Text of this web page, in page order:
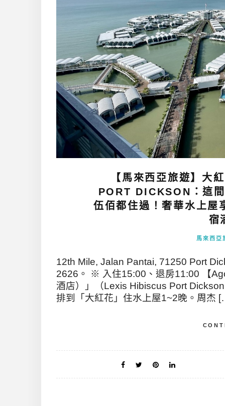
【馬來西亞旅遊】
PORT DICKSON：這
伍佰都住過！奢華水上屋
宿
馬來西亞
12th Mile, Jalan Pantai, 71250 Port
2626。 ※ 入住15:00、退房11:00 【
酒店）」（Lexis Hibiscus Port
排到「大紅花」住水上屋1~2晚。周杰